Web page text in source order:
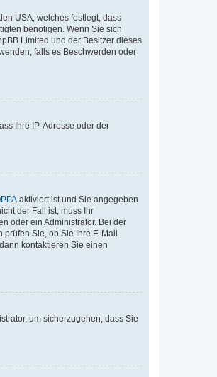
USA, welches festlegt, dass
benötigen. Wenn Sie sich
Limited und der Besitzer dieses
falls es Beschwerden oder
Ihre IP-Adresse oder der
aktiviert ist und Sie angegeben
der Fall ist, muss Ihr
oder ein Administrator. Bei der
prüfen Sie, ob Sie Ihre E-Mail-
kontaktieren Sie einen
um sicherzugehen, dass Sie